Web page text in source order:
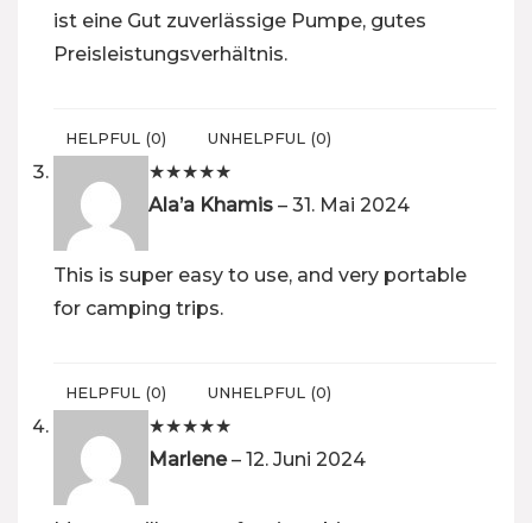
ist eine Gut zuverlässige Pumpe, gutes
Preisleistungsverhältnis.
HELPFUL (0) UNHELPFUL (0)
★★★★★
Ala’a Khamis – 31. Mai 2024
This is super easy to use, and very portable
for camping trips.
HELPFUL (0) UNHELPFUL (0)
★★★★★
Marlene– 12. Juni 2024